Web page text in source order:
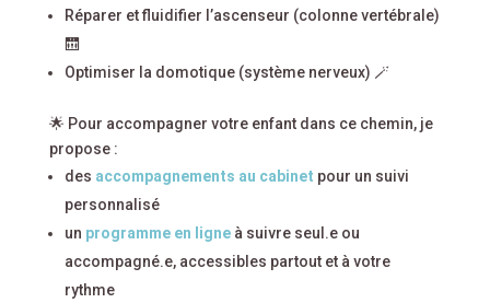
Réparer et fluidifier l’ascenseur (colonne vertébrale)
🛗
Optimiser la domotique (système nerveux) 🪄
🌟 Pour accompagner votre enfant dans ce chemin, je
propose :
des accompagnements au cabinet pour un suivi
personnalisé
un programme en ligneà suivre seul.e ou
accompagné.e, accessibles partout et à votre
rythme